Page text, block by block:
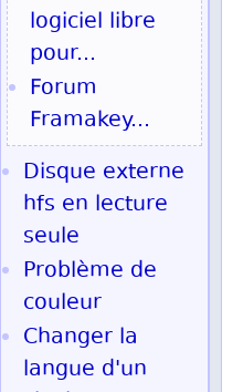
logiciel libre
pour...
Forum
Framakey...
Disque externe
hfs en lecture
seule
Problème de
couleur
Changer la
langue d'un